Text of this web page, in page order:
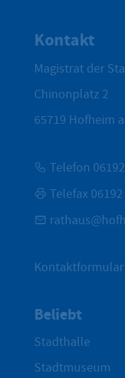
Kontakt
Magistrat der
Chinonplatz 2
65719 Hofheim
Telefon
Telefax
Kontaktformular
Beliebt
Stadthalle
Stadtmuseum